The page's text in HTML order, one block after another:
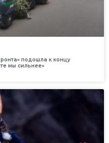
подошла к концу
мы сильнее»